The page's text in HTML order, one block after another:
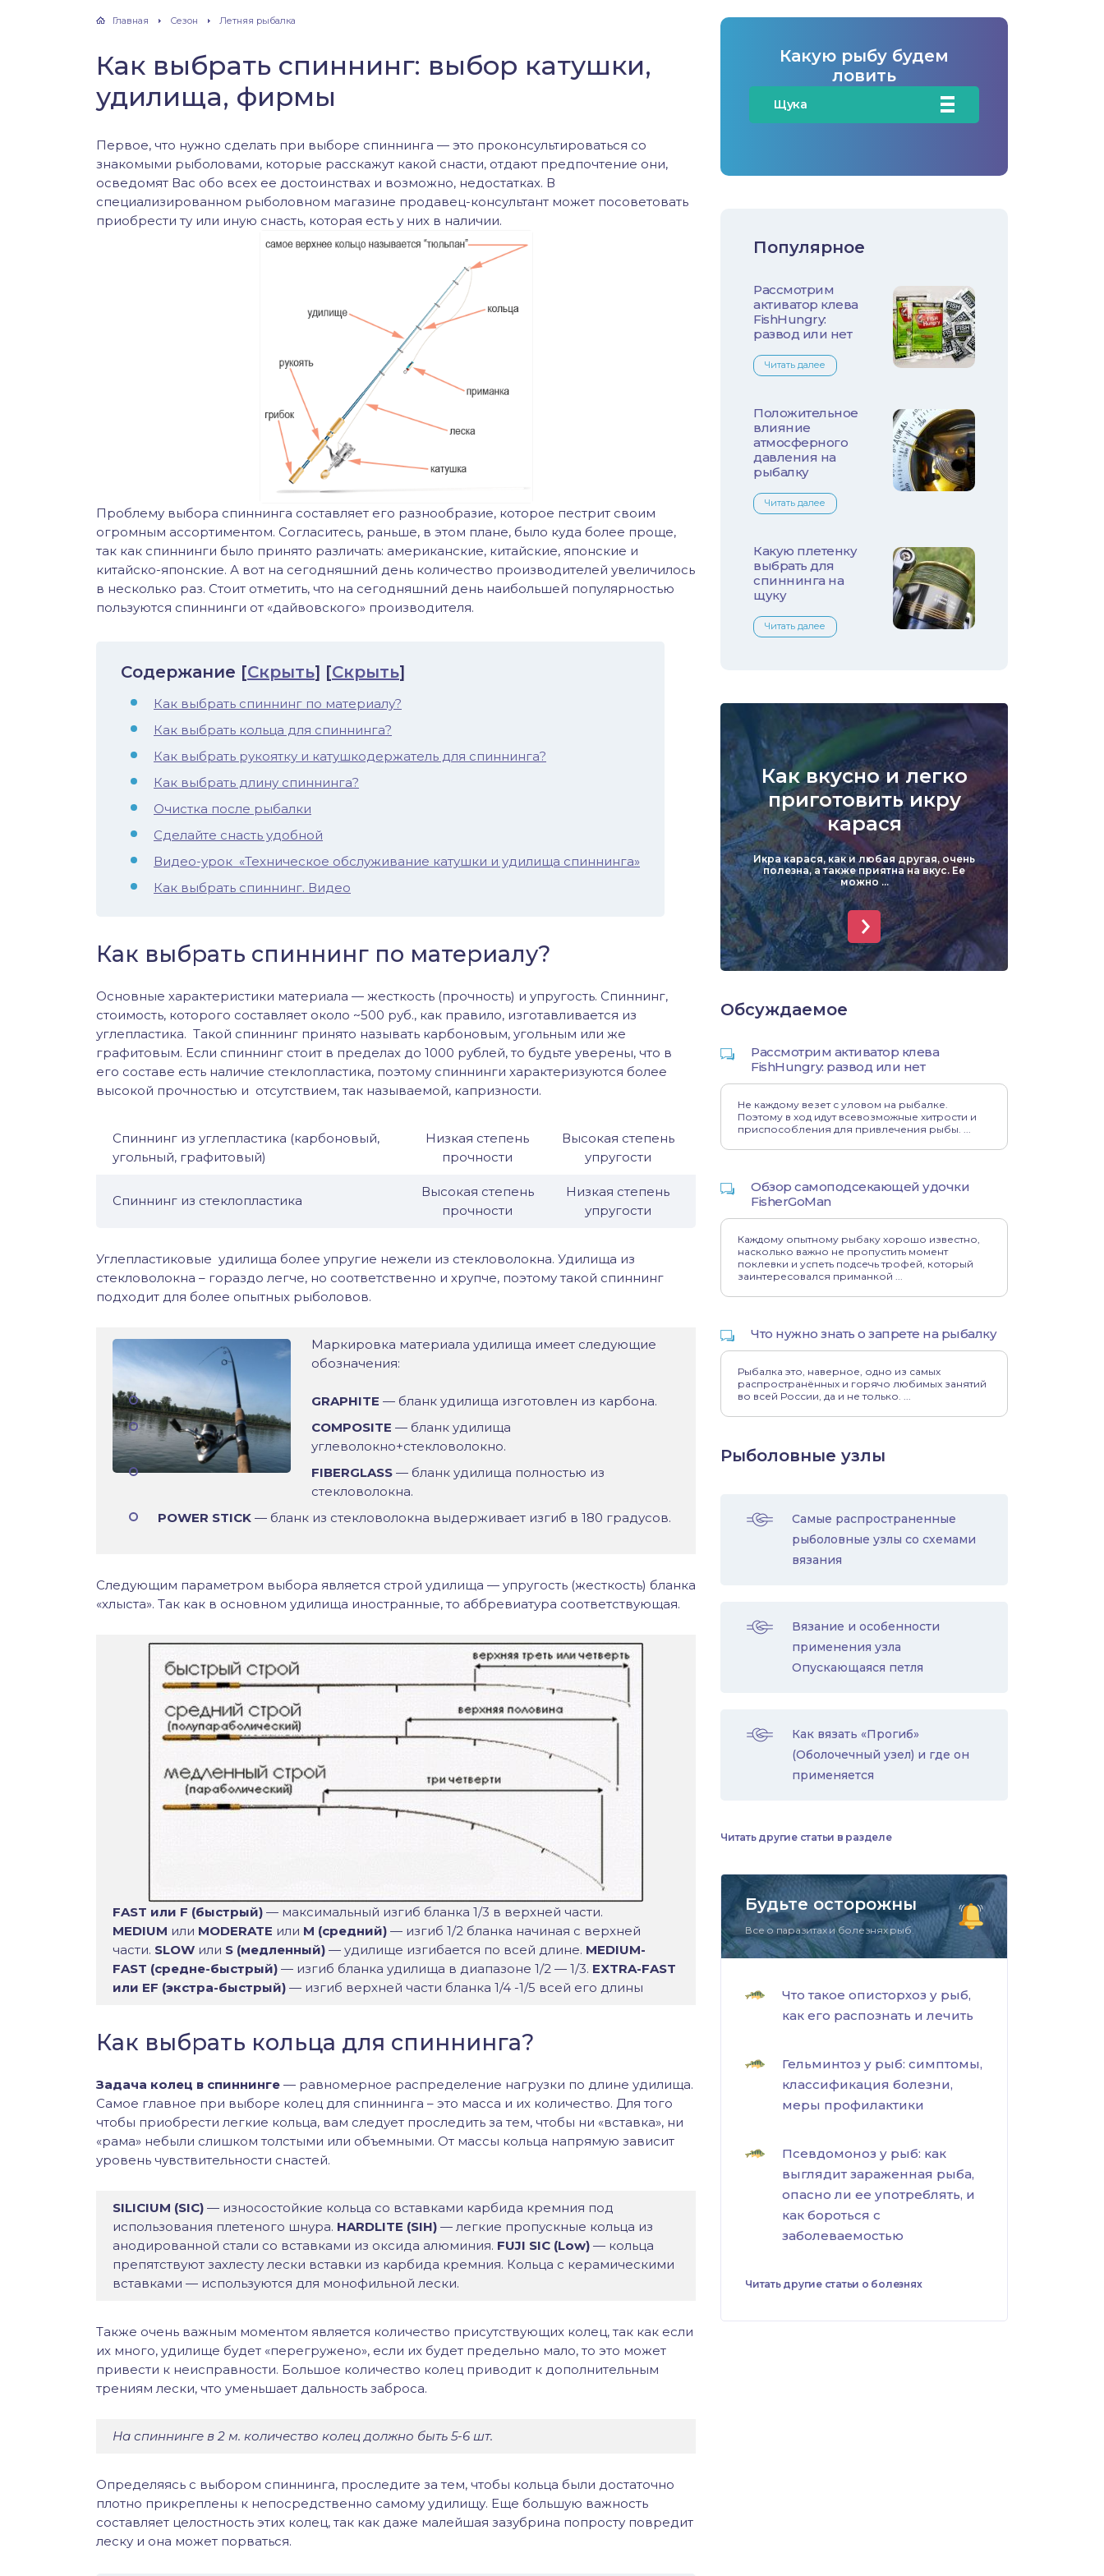
Главная Сезон Летняя рыбалка
Как выбрать спиннинг: выбор катушки,
удилища, фирмы
Первое, что нужно сделать при выборе спиннинга — это проконсультироваться со
знакомыми рыболовами, которые расскажут какой снасти, отдают предпочтение они,
осведомят Вас обо всех ее достоинствах и возможно, недостатках. В
специализированном рыболовном магазине продавец-консультант может посоветовать
приобрести ту или иную снасть, которая есть у них в наличии.
Проблему выбора спиннинга составляет его разнообразие, которое пестрит своим
огромным ассортиментом. Согласитесь, раньше, в этом плане, было куда более проще,
так как спиннинги было принято различать: американские, китайские, японские и
китайско-японские. А вот на сегодняшний день количество производителей увеличилось
в несколько раз. Стоит отметить, что на сегодняшний день наибольшей популярностью
пользуются спиннинги от «дайвовского» производителя.
Содержание [Скрыть] [Скрыть]
Как выбрать спиннинг по материалу?
Как выбрать кольца для спиннинга?
Как выбрать рукоятку и катушкодержатель для спиннинга?
Как выбрать длину спиннинга?
Очистка после рыбалки
Сделайте снасть удобной
Видео-урок «Техническое обслуживание катушки и удилища спиннинга»
Как выбрать спиннинг. Видео
Как выбрать спиннинг по материалу?
Основные характеристики материала — жесткость (прочность) и упругость. Спиннинг,
стоимость, которого составляет около ~500 руб., как правило, изготавливается из
углепластика. Такой спиннинг принято называть карбоновым, угольным или же
графитовым. Если спиннинг стоит в пределах до 1000 рублей, то будьте уверены, что в
его составе есть наличие стеклопластика, поэтому спиннинги характеризуются более
высокой прочностью и отсутствием, так называемой, капризности.
Спиннинг из углепластика (карбоновый,
угольный, графитовый)
Низкая степень
прочности
Высокая степень
упругости
Спиннинг из стеклопластика
Высокая степень
прочности
Низкая степень
упругости
Углепластиковые удилища более упругие нежели из стекловолокна. Удилища из
стекловолокна – гораздо легче, но соответственно и хрупче, поэтому такой спиннинг
подходит для более опытных рыболовов.
Маркировка материала удилища имеет следующие
обозначения:
GRAPHITE — бланк удилища изготовлен из карбона.
COMPOSITE — бланк удилища
углеволокно+стекловолокно.
FIBERGLASS — бланк удилища полностью из
стекловолокна.
POWER STICK — бланк из стекловолокна выдерживает изгиб в 180 градусов.
Следующим параметром выбора является строй удилища — упругость (жесткость) бланка
«хлыста». Так как в основном удилища иностранные, то аббревиатура соответствующая.
FAST или F (быстрый) — максимальный изгиб бланка 1/3 в верхней части.
MEDIUM или MODERATE или М (средний) — изгиб 1/2 бланка начиная с верхней
части. SLOW или S (медленный) — удилище изгибается по всей длине. MEDIUM-
FAST (средне-быстрый) — изгиб бланка удилища в диапазоне 1/2 — 1/3. EXTRA-FAST
или EF (экстра-быстрый) — изгиб верхней части бланка 1/4 -1/5 всей его длины
Как выбрать кольца для спиннинга?
Задача колец в спиннинге — равномерное распределение нагрузки по длине удилища.
Самое главное при выборе колец для спиннинга – это масса и их количество. Для того
чтобы приобрести легкие кольца, вам следует проследить за тем, чтобы ни «вставка», ни
«рама» небыли слишком толстыми или объемными. От массы кольца напрямую зависит
уровень чувствительности снастей.
SILICIUM (SIC) — износостойкие кольца со вставками карбида кремния под
использования плетеного шнура. HARDLITE (SIH) — легкие пропускные кольца из
анодированной стали со вставками из оксида алюминия. FUJI SIC (Low) — кольца
препятствуют захлесту лески вставки из карбида кремния. Кольца с керамическими
вставками — используются для монофильной лески.
Также очень важным моментом является количество присутствующих колец, так как если
их много, удилище будет «перегружено», если их будет предельно мало, то это может
привести к неисправности. Большое количество колец приводит к дополнительным
трениям лески, что уменьшает дальность заброса.
На спиннинге в 2 м. количество колец должно быть 5-6 шт.
Определяясь с выбором спиннинга, проследите за тем, чтобы кольца были достаточно
плотно прикреплены к непосредственно самому удилищу. Еще большую важность
составляет целостность этих колец, так как даже малейшая зазубрина попросту повредит
леску и она может порваться.
Какую рыбу будем
ловить
Щука
Карп/Сазан
Судак
Голавль
Жерех
Лещ
Язь
Линь
Налим
Осетр
Ротан
Уклейка
Форель
Хариус
Чехонь
Популярное
Рассмотрим
активатор клева
FishHungry:
развод или нет
Читать далее
Положительное
влияние
атмосферного
давления на
рыбалку
Читать далее
Какую плетенку
выбрать для
спиннинга на
щуку
Читать далее
Как вкусно и легко
приготовить икру
карася
Икра карася, как и любая другая, очень
полезна, а также приятна на вкус. Ее
можно ...
Обсуждаемое
Рассмотрим активатор клева
FishHungry: развод или нет
Не каждому везет с уловом на рыбалке.
Поэтому в ход идут всевозможные хитрости и
приспособления для привлечения рыбы. ...
Обзор самоподсекающей удочки
FisherGoMan
Каждому опытному рыбаку хорошо известно,
насколько важно не пропустить момент
поклевки и успеть подсечь трофей, который
заинтересовался приманкой ...
Что нужно знать о запрете на рыбалку
Рыбалка это, наверное, одно из самых
распространённых и горячо любимых занятий
во всей России, да и не только. ...
Рыболовные узлы
Самые распространенные
рыболовные узлы со схемами
вязания
Вязание и особенности
применения узла
Опускающаяся петля
Как вязать «Прогиб»
(Оболочечный узел) и где он
применяется
Читать другие статьи в разделе
Будьте осторожны
Все о паразитах и болезнях рыб.
Что такое описторхоз у рыб,
как его распознать и лечить
Гельминтоз у рыб: симптомы,
классификация болезни,
меры профилактики
Псевдомоноз у рыб: как
выглядит зараженная рыба,
опасно ли ее употреблять, и
как бороться с
заболеваемостью
Читать другие статьи о болезнях